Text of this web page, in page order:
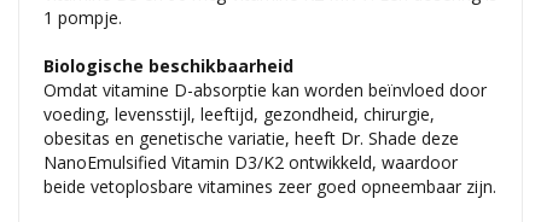
1 pompje.
Biologische beschikbaarheid
Omdat vitamine D-absorptie kan worden beïnvloed door
voeding, levensstijl, leeftijd, gezondheid, chirurgie,
obesitas en genetische variatie, heeft Dr. Shade deze
NanoEmulsified Vitamin D3/K2 ontwikkeld, waardoor
beide vetoplosbare vitamines zeer goed opneembaar zijn.